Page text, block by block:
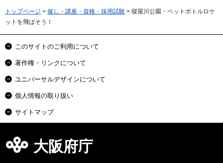
トップページ > 催し・講座・資格・採用試験 > 寝屋川公園・ペットボトルロケ
ットを飛ばそう！
このサイトのご利用について
著作権・リンクについて
ユニバーサルデザインについて
個人情報の取り扱い
サイトマップ
大阪府庁